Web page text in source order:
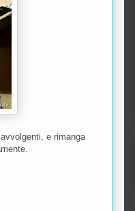
e rimanga